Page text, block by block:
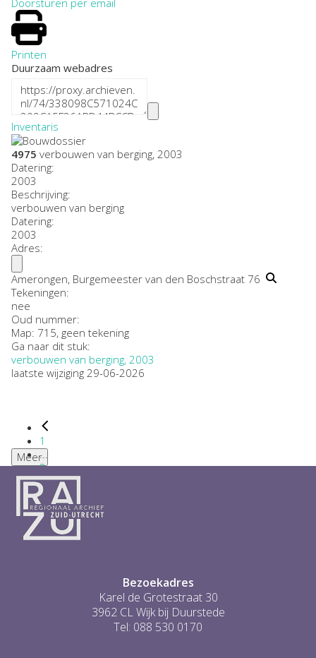
Printen
Duurzaam webadres
Inventaris
4975 verbouwen van berging, 2003
Datering:
2003
Beschrijving:
verbouwen van berging
Datering:
2003
Adres:
Amerongen, Burgemeester van den Boschstraat 76
Tekeningen:
nee
Oud nummer:
Map: 715, geen tekening
Ga naar dit stuk:
verbouwen van berging, 2003
laatste wijziging 29-06-2026
1
...
2
3
4
5
6
...
Meer
Bezoekadres
Karel de Grotestraat 30
3962 CL Wijk bij Duurstede
Tel: 088 530 0170